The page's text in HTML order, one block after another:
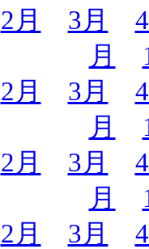
2月 3月
月
2月 3月
月
2月 3月
月
2月 3月